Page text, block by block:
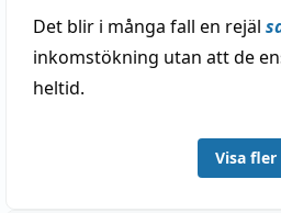
Det blir i många fall en rejäl
inkomstökning utan att de
heltid.
Visa fler